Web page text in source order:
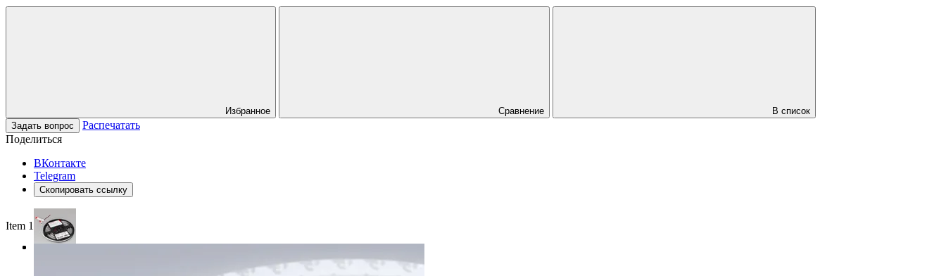
Избранное Сравнение
В список
Задать вопрос
Распечатать
Поделиться
ВКонтакте
Telegram
Скопировать ссылку
Item 1 of 3